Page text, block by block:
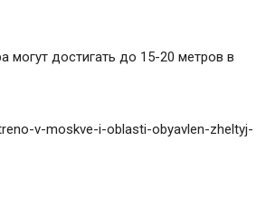
могут достигать до 15-20 метров в
v-moskve-i-oblasti-obyavlen-zheltyj-